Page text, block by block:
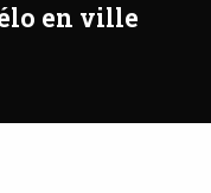
en ville